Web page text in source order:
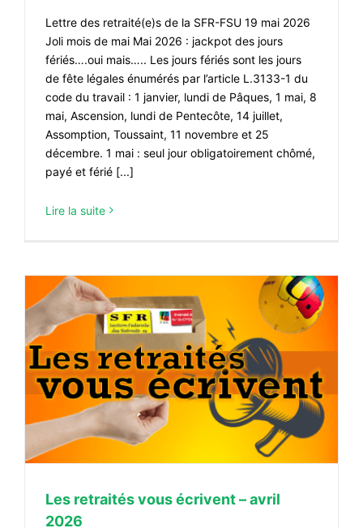
Lettre des retraité(e)s de la SFR-FSU 19 mai 2026
Joli mois de mai Mai 2026 : jackpot des jours
fériés….oui mais….. Les jours fériés sont les jours
de fête légales énumérés par l’article L.3133-1 du
code du travail : 1 janvier, lundi de Pâques, 1 mai, 8
mai, Ascension, lundi de Pentecôte, 14 juillet,
Assomption, Toussaint, 11 novembre et 25
décembre. 1 mai : seul jour obligatoirement chômé,
payé et férié [...]
Lire la suite
Les retraités vous écrivent – avril
2026